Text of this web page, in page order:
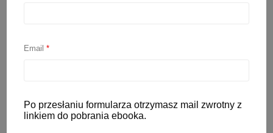
niemowlaka z alergią na
26 sierpnia 2022
Email*
Po przesłaniu formularza otrzymasz mail zwrotny z
linkiem do pobrania ebooka.